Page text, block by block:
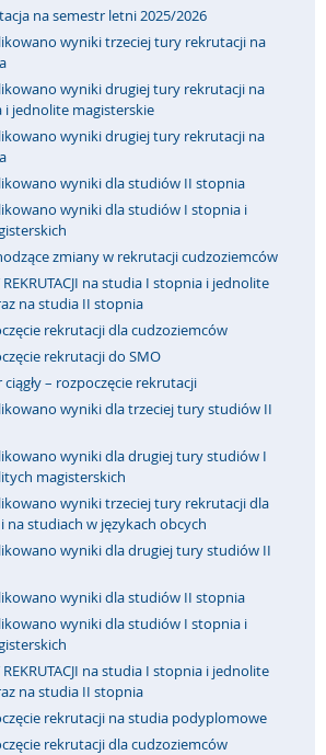
na semestr letni 2025/2026
wyniki trzeciej tury rekrutacji na
wyniki drugiej tury rekrutacji na
jednolite magisterskie
wyniki drugiej tury rekrutacji na
wyniki dla studiów II stopnia
wyniki dla studiów I stopnia i
zmiany w rekrutacji cudzoziemców
REKRUTACJI na studia I stopnia i jednolite
na studia II stopnia
rekrutacji dla cudzoziemców
rekrutacji do SMO
ciągły – rozpoczęcie rekrutacji
wyniki dla trzeciej tury studiów II
wyniki dla drugiej tury studiów I
magisterskich
wyniki trzeciej tury rekrutacji dla
na studiach w językach obcych
wyniki dla drugiej tury studiów II
wyniki dla studiów II stopnia
wyniki dla studiów I stopnia i
REKRUTACJI na studia I stopnia i jednolite
na studia II stopnia
rekrutacji na studia podyplomowe
rekrutacji dla cudzoziemców